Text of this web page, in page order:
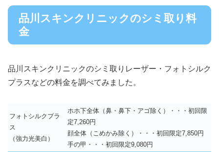
品川スキンクリニックのシミ取り料
金
品川スキンクリニックのシミ取りレーザー・フォトシルク
プラスなどの料金を調べてみました。
フォトシルクプラ
ス
（強力光美白）
ホホ下全体（鼻・鼻下・アゴ除く）・・・初回限
定7,260円
顔全体（こめかみ除く）・・・初回限定7,850円
手の甲・・・初回限定9,080円